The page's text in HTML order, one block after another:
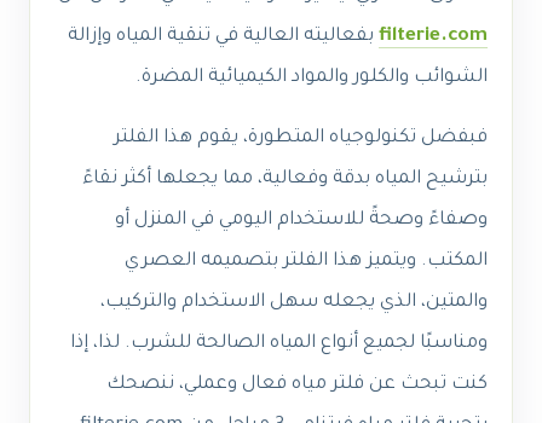
filterie.com بفعاليته العالية في تنقية المياه وإزالة
الشوائب والكلور والمواد الكيميائية المضرة.
فبفضل تكنولوجياه المتطورة، يقوم هذا الفلتر
بترشيح المياه بدقة وفعالية، مما يجعلها أكثر نقاءً
وصفاءً وصحةً للاستخدام اليومي في المنزل أو
المكتب. ويتميز هذا الفلتر بتصميمه العصري
والمتين، الذي يجعله سهل الاستخدام والتركيب،
ومناسبًا لجميع أنواع المياه الصالحة للشرب. لذا، إذا
كنت تبحث عن فلتر مياه فعال وعملي، ننصحك